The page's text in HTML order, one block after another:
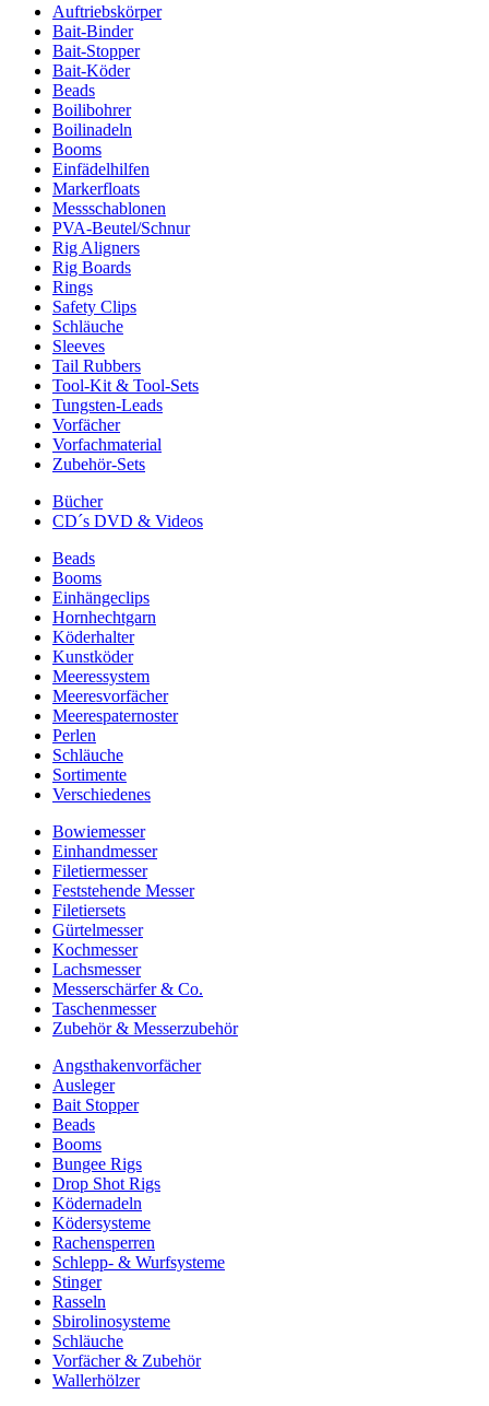
Auftriebskörper
Bait-Binder
Bait-Stopper
Bait-Köder
Beads
Boilibohrer
Boilinadeln
Booms
Einfädelhilfen
Markerfloats
Messschablonen
PVA-Beutel/Schnur
Rig Aligners
Rig Boards
Rings
Safety Clips
Schläuche
Sleeves
Tail Rubbers
Tool-Kit & Tool-Sets
Tungsten-Leads
Vorfächer
Vorfachmaterial
Zubehör-Sets
Bücher
CD´s DVD & Videos
Beads
Booms
Einhängeclips
Hornhechtgarn
Köderhalter
Kunstköder
Meeressystem
Meeresvorfächer
Meerespaternoster
Perlen
Schläuche
Sortimente
Verschiedenes
Bowiemesser
Einhandmesser
Filetiermesser
Feststehende Messer
Filetiersets
Gürtelmesser
Kochmesser
Lachsmesser
Messerschärfer & Co.
Taschenmesser
Zubehör & Messerzubehör
Angsthakenvorfächer
Ausleger
Bait Stopper
Beads
Booms
Bungee Rigs
Drop Shot Rigs
Ködernadeln
Ködersysteme
Rachensperren
Schlepp- & Wurfsysteme
Stinger
Rasseln
Sbirolinosysteme
Schläuche
Vorfächer & Zubehör
Wallerhölzer